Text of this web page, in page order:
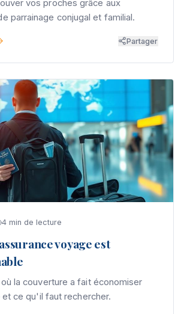
vos proches grâce aux
parrainage conjugal et familial.
Partager
4 min de lecture
voyage est
la couverture a fait économiser
ce qu'il faut rechercher.